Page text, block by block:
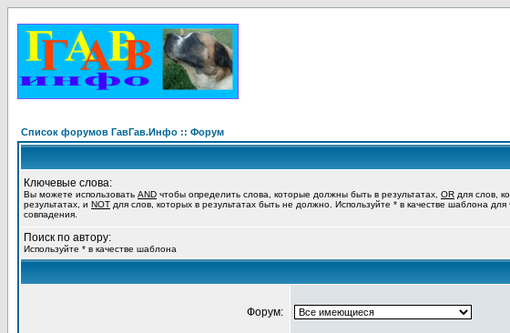
Список форумов ГавГав.Инфо :: Форум
Ключевые слова:
Вы можете использовать AND чтобы определить слова, которые должны быть в результатах, OR для слов,
результатах, и NOT для слов, которых в результатах быть не должно. Используйте * в качестве шаблона для
совпадения.
Поиск по автору:
Используйте * в качестве шаблона
Форум: